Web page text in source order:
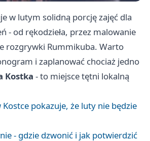
w lutym solidną porcję zajęć dla
- od rękodzieła, przez malowanie
rozgrywki Rummikuba. Warto
i zaplanować chociaż jedno
Kostka - to miejsce tętni lokalną
pokazuje, że luty nie będzie
- gdzie dzwonić i jak potwierdzić